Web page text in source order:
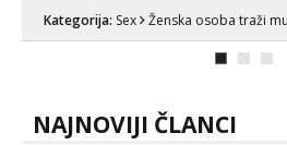
može i nešto
ispod i nadji me
Kategorija: Sex Ženska osoba traži
NAJNOVIJI ČLANCI